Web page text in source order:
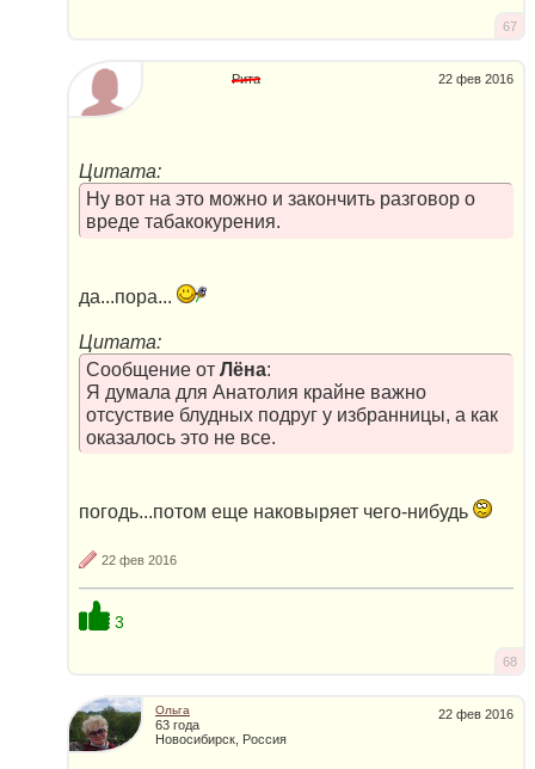
67
22 фев 2016
Рита
Цитата:
Ну вот на это можно и закончить разговор о
вреде табакокурения.
да...пора...
Цитата:
Сообщение от Лёна:
Я думала для Анатолия крайне важно
отсуствие блудных подруг у избранницы, а как
оказалось это не все.
погодь...потом еще наковыряет чего-нибудь
22 фев 2016
3
68
22 фев 2016
Ольга
63 года
Новосибирск, Россия